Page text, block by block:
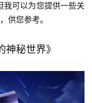
我可以为您提供一些关
供您参考。
秘世界》